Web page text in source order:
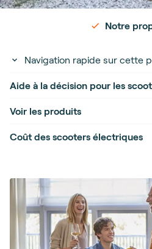
Notre
Navigation rapide sur cette
Aide à la décision pour les
Voir les produits
Coût des scooters électriques